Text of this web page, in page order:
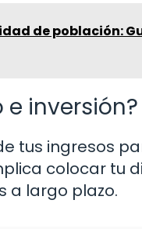
de población:
inversión?
tus ingresos
colocar tu
a largo plazo.